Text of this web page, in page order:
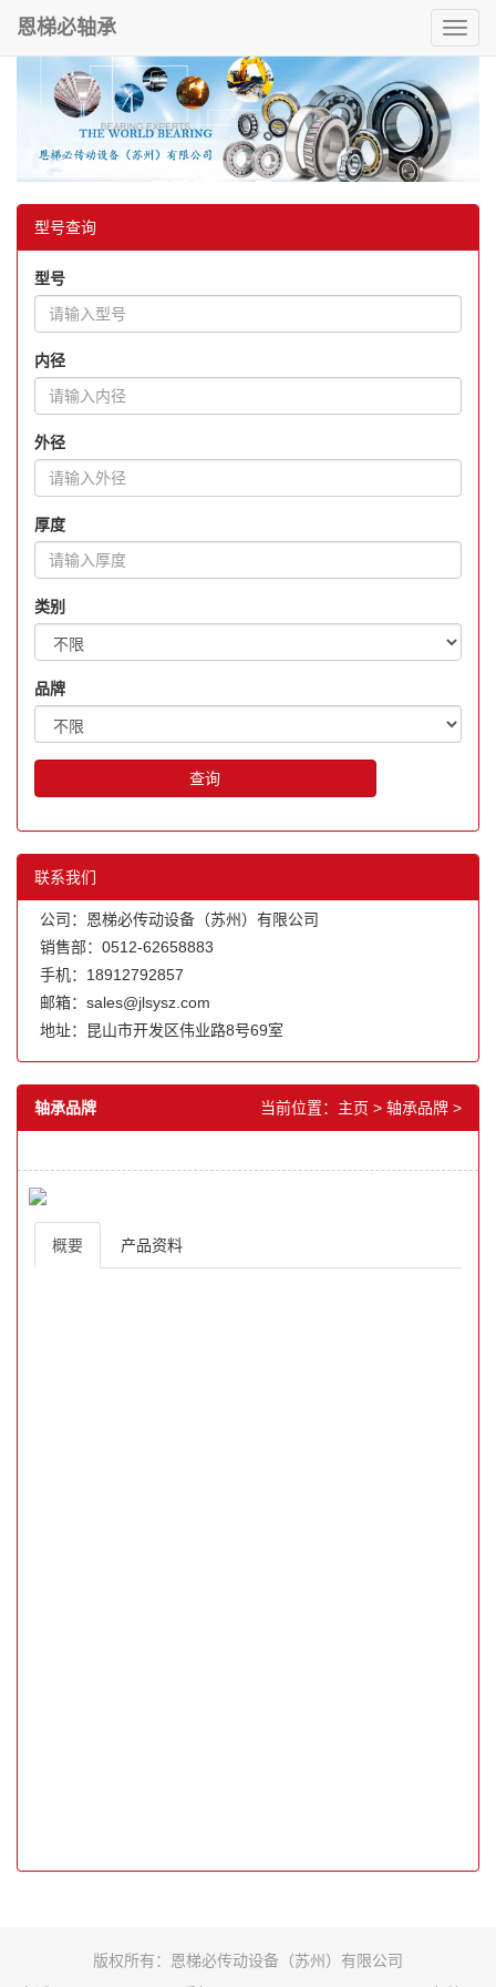
恩梯必轴承
型号查询
型号
内径
外径
厚度
类别
品牌
查询
联系我们
公司：恩梯必传动设备（苏州）有限公司
销售部：0512-62658883
手机：18912792857
邮箱：sales@jlsysz.com
地址：昆山市开发区伟业路8号69室
轴承品牌 当前位置： 主页 > 轴承品牌 >
概要 产品资料
版权所有：恩梯必传动设备（苏州）有限公司